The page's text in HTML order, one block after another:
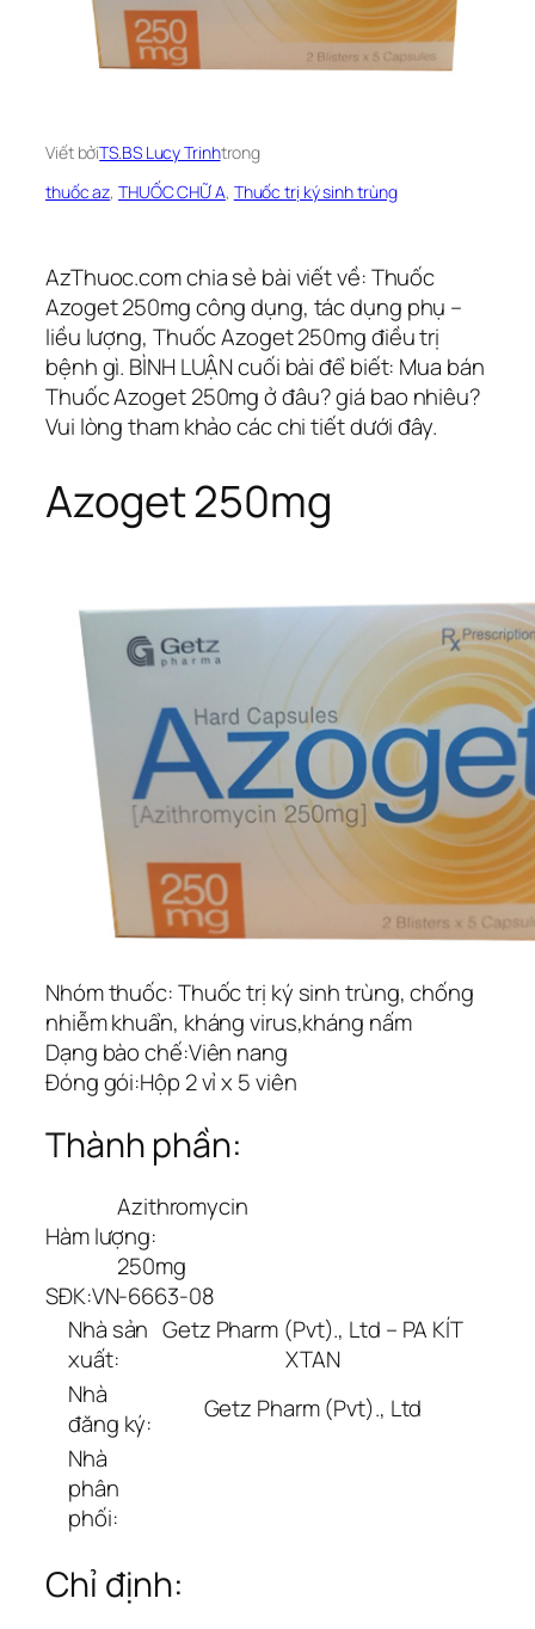
Viết bởiTS.BS Lucy Trinhtrong
thuốc az, THUỐC CHỮ A, Thuốc trị ký sinh trùng
AzThuoc.com chia sẻ bài viết về: Thuốc
Azoget 250mg công dụng, tác dụng phụ –
liều lượng, Thuốc Azoget 250mg điều trị
bệnh gì. BÌNH LUẬN cuối bài để biết: Mua bán
Thuốc Azoget 250mg ở đâu? giá bao nhiêu?
Vui lòng tham khảo các chi tiết dưới đây.
Azoget 250mg
Nhóm thuốc:Thuốc trị ký sinh trùng, chống
nhiễm khuẩn, kháng virus,kháng nấm
Dạng bào chế:Viên nang
Đóng gói:Hộp 2 vỉ x 5 viên
Thành phần:
Azithromycin
Hàm lượng:
250mg
SĐK:VN-6663-08
Nhà sản
xuất:
Getz Pharm (Pvt)., Ltd – PA KÍT
XTAN
Nhà
đăng ký:
Getz Pharm (Pvt)., Ltd
Nhà
phân
phối:
Chỉ định: